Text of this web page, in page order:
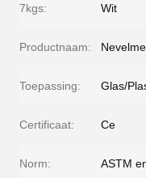
7kgs: Wit
Productnaam:
Toepassing: Glas/
Certificaat: Ce
Norm: ASTM